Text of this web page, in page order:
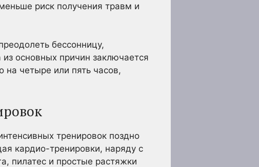
риск получения травм и
бессонницу,
основных причин заключается
четыре или пять часов,
тренировок поздно
кардио-тренировки, наряду с
пилатес и простые растяжки